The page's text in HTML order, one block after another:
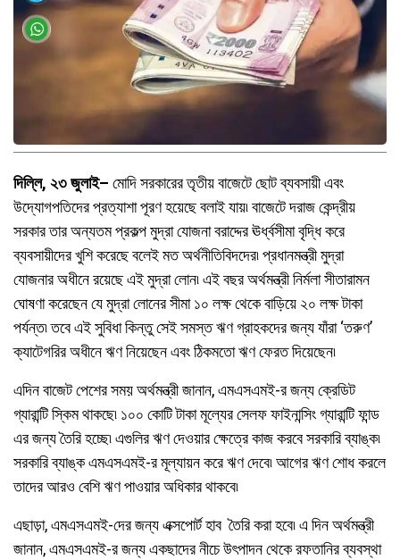
দিল্লি, ২৩ জুলাই– মোদি সরকারের তৃতীয় বাজেটে ছোট ব্যবসায়ী এবং
উদ্যোগপতিদের প্রত্যাশা পূরণ হয়েছে বলাই যায়৷ বাজেটে দরাজ কেন্দ্রীয়
সরকার তার অন্যতম প্রকল্প মুদ্রা যোজনা বরাদ্দের ঊর্ধ্বসীমা বৃদ্ধি করে
ব্যবসায়ীদের খুশি করেছে বলেই মত অর্থনীতিবিদদের৷ প্রধানমন্ত্রী মুদ্রা
যোজনার অধীনে রয়েছে এই মুদ্রা লোন৷ এই বছর অর্থমন্ত্রী নির্মলা সীতারামন
ঘোষণা করেছেন যে মুদ্রা লোনের সীমা ১০ লক্ষ থেকে বাড়িয়ে ২০ লক্ষ টাকা
পর্যন্ত৷ তবে এই সুবিধা কিন্তু সেই সমস্ত ঋণ গ্রাহকদের জন্য যাঁরা ‘তরুণ’
ক্যাটেগরির অধীনে ঋণ নিয়েছেন এবং ঠিকমতো ঋণ ফেরত দিয়েছেন৷
এদিন বাজেট পেশের সময় অর্থমন্ত্রী জানান, এমএসএমই-র জন্য ক্রেডিট
গ্যারান্টি স্কিম থাকছে৷ ১০০ কোটি টাকা মূল্যের সেলফ ফাইনান্সিং গ্যারান্টি ফান্ড
এর জন্য তৈরি হচ্ছে৷ এগুলির ঋণ দেওয়ার ক্ষেত্রে কাজ করবে সরকারি ব্যাঙ্ক৷
সরকারি ব্যাঙ্ক এমএসএমই-র মূল্যায়ন করে ঋণ দেবে৷ আগের ঋণ শোধ করলে
তাদের আরও বেশি ঋণ পাওয়ার অধিকার থাকবে৷
এছাড়া, এমএসএমই-দের জন্য এক্সপোর্ট হাব তৈরি করা হবে৷ এ দিন অর্থমন্ত্রী
জানান, এমএসএমই-র জন্য একছাদের নীচে উৎপাদন থেকে রফতানির ব্যবস্থা